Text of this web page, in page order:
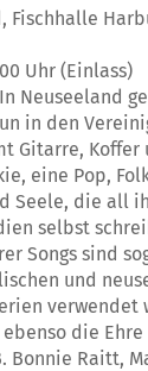
Fischhalle
Uhr (Einlass)
Neuseeland
in den
Gitarre, Koffer
eine Pop,
Seele, die all
selbst
Songs sind
und
verwendet
die
Bonnie Raitt,